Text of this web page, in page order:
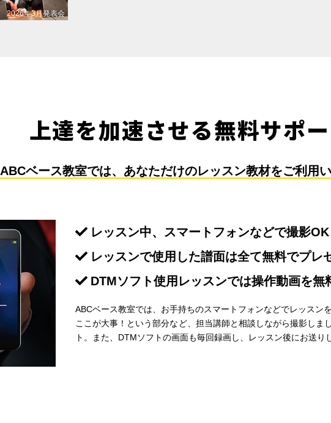
2026年3月発表会
上達を加速させる無料サポー
ABCベース教室では、あなただけのレッスン教材をご利用
レッスン中、スマートフォンなどで撮影OK
レッスンで使用した譜面は全て無料でプレ
DTMソフト使用レッスンでは操作動画を無
ABCベース教室では、お手持ちのスマートフォンなどでレッスン
ここが大事！という部分など、担当講師と相談しながら撮影しま
ト。また、DTMソフトの画面も毎回録画し、レッスン後にお送り